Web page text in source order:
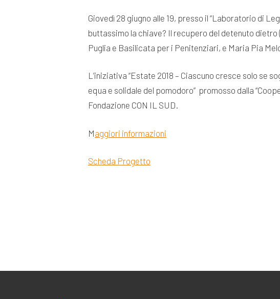
Giovedì 28 giugno alle 19, presso il “Laboratorio di
buttassimo la chiave? Il recupero del detenuto
Puglia e Basilicata per i Penitenziari, e Maria Pia
L’iniziativa “Estate 2018 – Ciascuno cresce solo se
equa e solidale del pomodoro” promosso dalla
Fondazione CON IL SUD.
Maggiori informazioni
Scheda Progetto